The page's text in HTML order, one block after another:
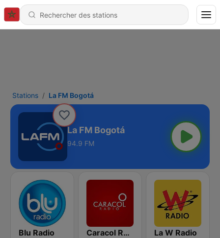
Stations La FM Bogotá
La FM Bogotá
94.9 FM
Blu Radio Caracol Radio La W Radio